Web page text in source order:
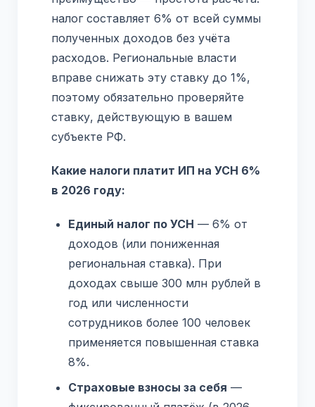
налог составляет 6% от всей суммы
полученных доходов без учёта
расходов. Региональные власти
вправе снижать эту ставку до 1%,
поэтому обязательно проверяйте
ставку, действующую в вашем
субъекте РФ.
Какие налоги платит ИП на УСН 6%
в 2026 году:
Единый налог по УСН — 6% от
доходов (или пониженная
региональная ставка). При
доходах свыше 300 млн рублей в
год или численности
сотрудников более 100 человек
применяется повышенная ставка
8%.
Страховые взносы за себя —